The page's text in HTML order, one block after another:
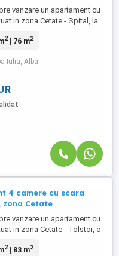
vanzare un apartament cu
in zona Cetate - Spital, la
are o suprafata utila de
practica si luminoasa.
Living spatios,
, hol, ...
2| 76 m2
Iulia, Alba
4 camere cu scara
Cetate
vanzare un apartament cu
in zona Cetate - Tolstoi, o
compartimentat astfel: Parter
2| 83 m2